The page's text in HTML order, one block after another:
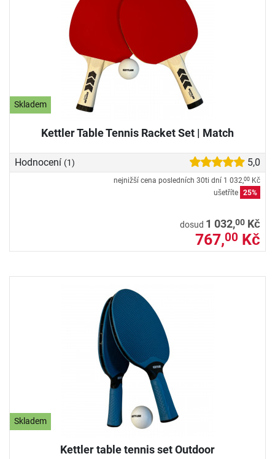
Skladem
Kettler Table Tennis Racket Set | Match
Hodnocení (1) 5,0
nejnižší cena posledních 30ti dní 1 032,00 Kč
ušetříte 25%
dosud 1 032,00 Kč
767,00 Kč
Skladem
Kettler table tennis set Outdoor